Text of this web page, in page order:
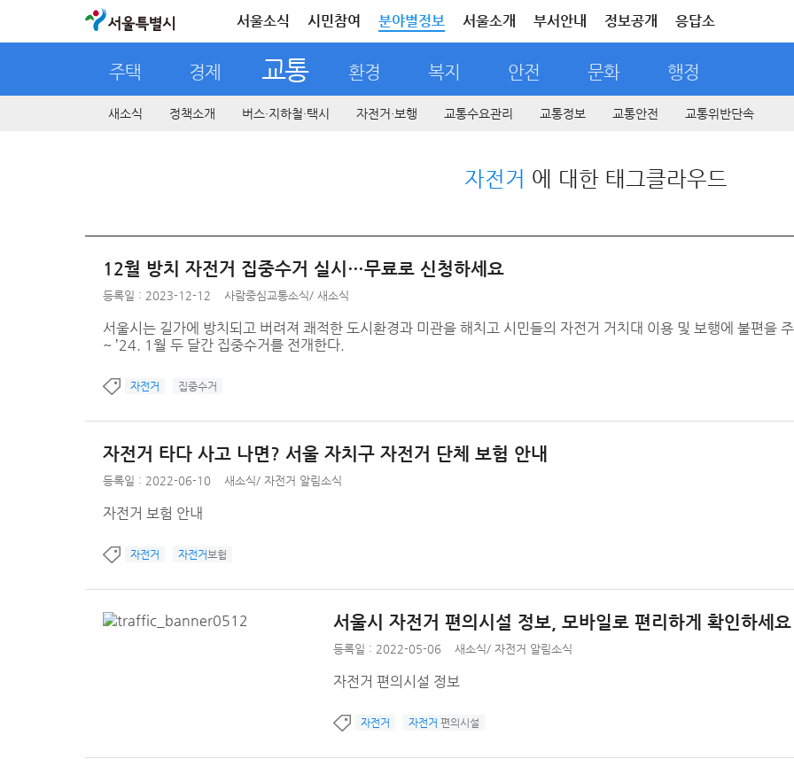
서울특별시 서울소식 시민참여 분야별정보 서울소개 부서안내 정보공개 응답소
주택 경제 교통 환경 복지 안전 문화 행정
새소식 정책소개 버스·지하철·택시 자전거·보행 교통수요관리 교통정보 교통안전 교통위반단속
자전거 에 대한 태그클라우드
12월 방치 자전거 집중수거 실시…무료로 신청하세요
등록일 : 2023-12-12 사람중심교통소식/ 새소식
서울시는 길가에 방치되고 버려져 쾌적한 도시환경과 미관을 해치고 시민들의 자전거 거치대 이용 및 보행에 불편을
~ ’24. 1월 두 달간 집중수거를 전개한다.
자전거 집중수거
자전거 타다 사고 나면? 서울 자치구 자전거 단체 보험 안내
등록일 : 2022-06-10 새소식/ 자전거 알림소식
자전거 보험 안내
자전거 자전거보험
서울시 자전거 편의시설 정보, 모바일로 편리하게 확인하세
등록일 : 2022-05-06 새소식/ 자전거 알림소식
자전거 편의시설 정보
자전거 자전거 편의시설